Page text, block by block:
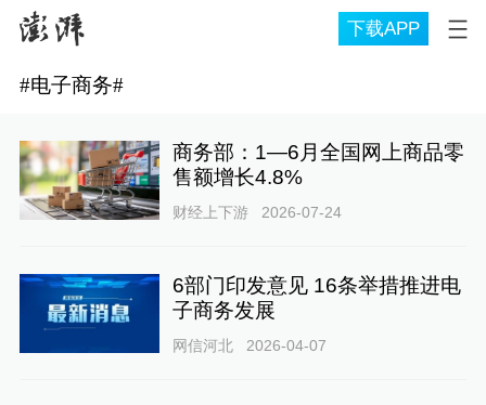
下载APP
#电子商务#
商务部：1—6月全国网上商品零
售额增长4.8%
财经上下游 2026-07-24
6部门印发意见 16条举措推进电
子商务发展
网信河北 2026-04-07